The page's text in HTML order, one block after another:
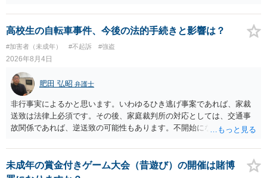
ば無罪であり、非行がないのですから、その先の調査はないかと思い
ます。ご参考にしてください。
高校生の自転車事件、今後の法的手続きと影響は？
#加害者（未成年） #不起訴 #強盗
2026年8月4日
肥田 弘昭 弁護士
非行事実によるかと思います。いわゆるひき逃げ事案であれば、家裁
送致は法律上必須です。その後、家庭裁判所の対応としては、交通事
故関係であれば、逆送致の可能性もあります。不開始になるかどうか
未成年の賞金付きゲーム大会（昔遊び）の開催は賭博